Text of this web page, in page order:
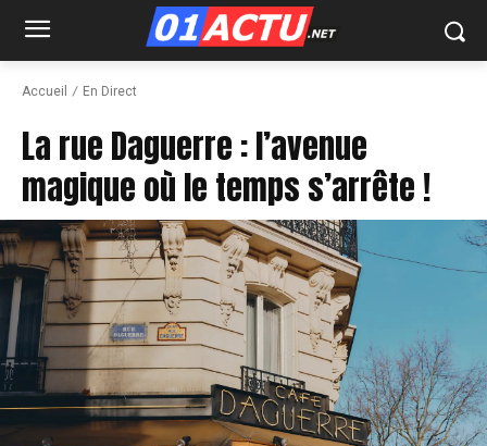
Accueil En Direct
La rue Daguerre : l’avenue
magique où le temps s’arrête !